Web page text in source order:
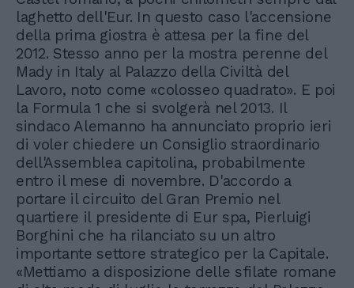
laghetto dell'Eur. In questo caso l'accensione
della prima giostra è attesa per la fine del
2012. Stesso anno per la mostra perenne del
Mady in Italy al Palazzo della Civiltà del
Lavoro, noto come «colosseo quadrato». E poi
la Formula 1 che si svolgerà nel 2013. Il
sindaco Alemanno ha annunciato proprio ieri
di voler chiedere un Consiglio straordinario
dell'Assemblea capitolina, probabilmente
entro il mese di novembre. D'accordo a
portare il circuito del Gran Premio nel
quartiere il presidente di Eur spa, Pierluigi
Borghini che ha rilanciato su un altro
importante settore strategico per la Capitale.
«Mettiamo a disposizione delle sfilate romane